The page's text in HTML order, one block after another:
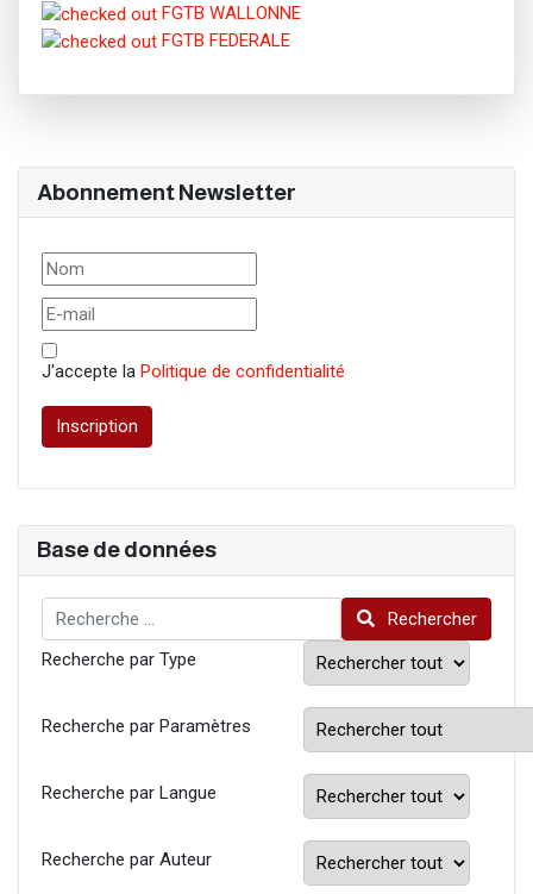
FGTB WALLONNE
FGTB FEDERALE
Abonnement Newsletter
J'accepte la Politique de confidentialité
Inscription
Base de données
Rechercher
Rechercher
Recherche par Type
Recherche par Paramètres
Recherche par Langue
Recherche par Auteur